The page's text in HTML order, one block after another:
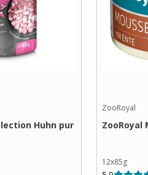
Huhn pur
ZooRoyal
ZooRoyal
12x85g